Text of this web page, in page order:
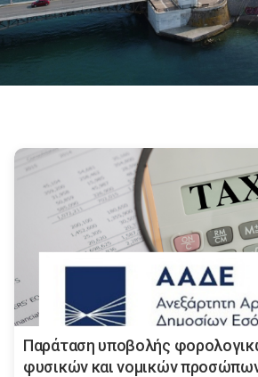
Παράταση υποβολής
φυσικών και νομικών